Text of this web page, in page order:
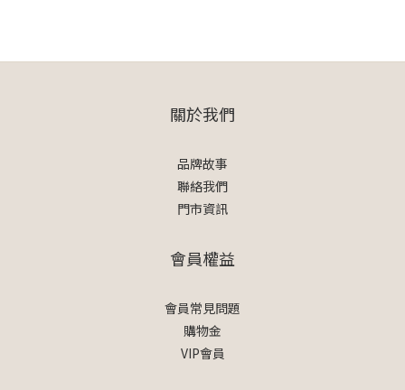
關於我們
品牌故事
聯絡我們
門市資訊
會員權益
會員常見問題
購物金
VIP會員